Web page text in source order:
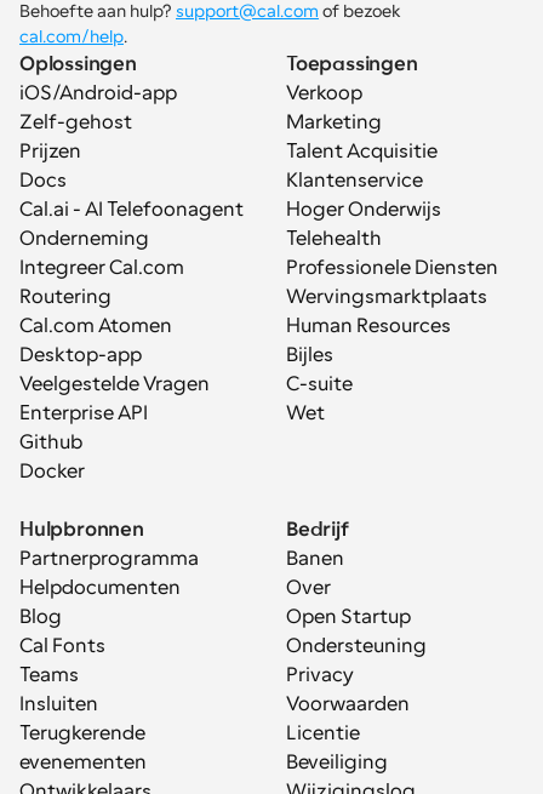
Behoefte aan hulp? support@cal.com
cal.com/help.
Oplossingen
iOS/Android-app
Zelf-gehost
Prijzen
Docs
Cal.ai - AI Telefoonagent
Onderneming
Integreer Cal.com
Routering
Cal.com Atomen
Desktop-app
Veelgestelde Vragen
Enterprise API
Github
Docker
Toepassingen
Verkoop
Marketing
Talent Acquisitie
Klantenservice
Hoger Onderwijs
Telehealth
Professionele Diensten
Wervingsmarktplaats
Human Resources
Bijles
C-suite
Wet
Hulpbronnen
Partnerprogramma
Helpdocumenten
Blog
Cal Fonts
Teams
Insluiten
Terugkerende
evenementen
Bedrijf
Banen
Over
Open Startup
Ondersteuning
Privacy
Voorwaarden
Licentie
Beveiliging